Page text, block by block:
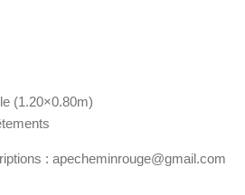
(1.20×0.80m)
: apecheminrouge@gmail.com